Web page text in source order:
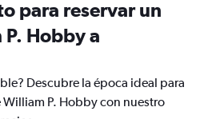
para reservar un
Hobby a
Descubre la época ideal para
P. Hobby con nuestro